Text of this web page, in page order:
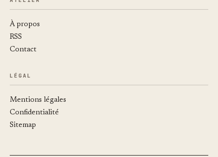
À propos
RSS
Contact
LÉGAL
Mentions légales
Confidentialité
Sitemap